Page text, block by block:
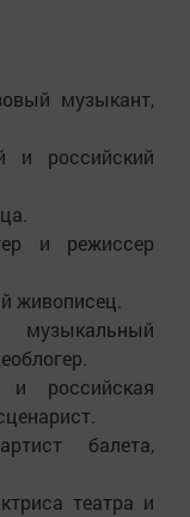
музыкант,
и российский
и режиссер
живописец.
и российская
балета,
театра и